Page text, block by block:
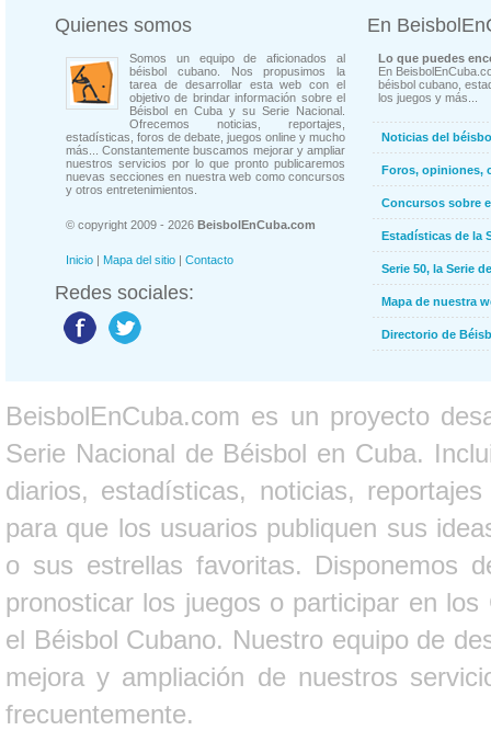
Quienes somos
Somos un equipo de aficionados al
béisbol cubano. Nos propusimos la
tarea de desarrollar esta web con el
objetivo de brindar información sobre el
Béisbol en Cuba y su Serie Nacional.
Ofrecemos noticias, reportajes,
estadísticas, foros de debate, juegos online y mucho
más... Constantemente buscamos mejorar y ampliar
nuestros servicios por lo que pronto publicaremos
nuevas secciones en nuestra web como concursos
y otros entretenimientos.
© copyright 2009 - 2026 BeisbolEnCuba.com
Inicio | Mapa del sitio | Contacto
Redes sociales:
En
Lo que puedes
En
béisbol cubano,
los juegos y más...
Noticias del
Foros, opiniones,
Concursos sobre
Estadísticas de la
Serie 50, la Serie
Mapa de nuestra
Directorio de
BeisbolEnCuba.com es un proyecto
Serie Nacional de Béisbol en Cuba.
diarios, estadísticas, noticias,
para que los usuarios publiquen sus
o sus estrellas favoritas. Disponemos
pronosticar los juegos o participar en
el Béisbol Cubano. Nuestro equipo de
mejora y ampliación de nuestros
frecuentemente.